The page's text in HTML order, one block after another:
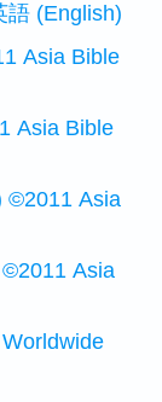
語 (English)
Asia Bible
Asia Bible
©2011 Asia
Asia